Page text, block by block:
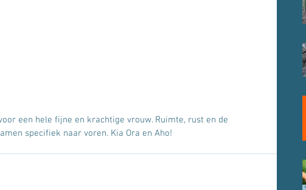
een hele fijne en krachtige vrouw. Ruimte, rust en de
specifiek naar voren. Kia Ora en Aho!